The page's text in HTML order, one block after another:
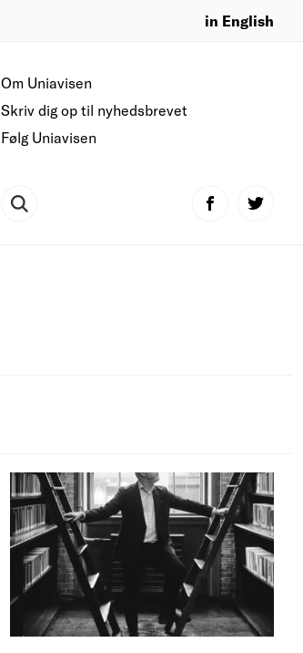
in English
Om Uniavisen
Skriv dig op til nyhedsbrevet
Følg Uniavisen